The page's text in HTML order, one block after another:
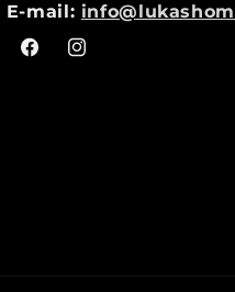
E-mail:
FacebookInstagram